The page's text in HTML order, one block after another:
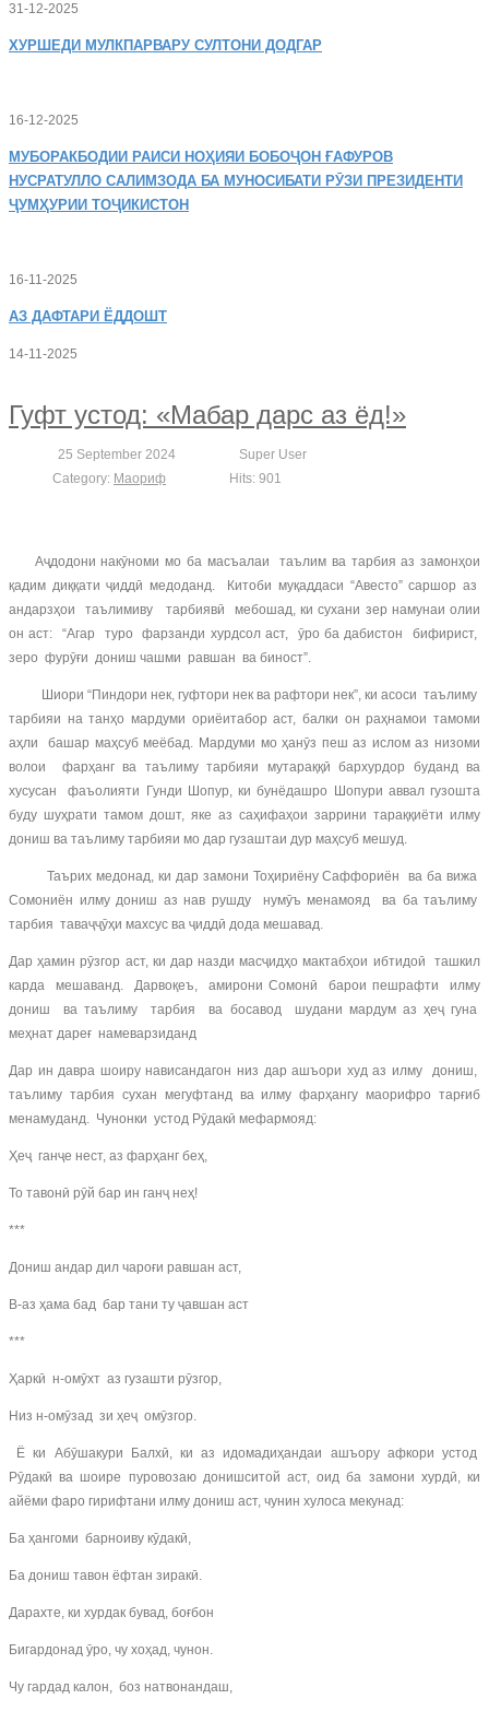
31-12-2025
ХУРШЕДИ МУЛКПАРВАРУ СУЛТОНИ ДОДГАР
16-12-2025
МУБОРАКБОДИИ РАИСИ НОҲИЯИ БОБОҶОН ҒАФУРОВ
НУСРАТУЛЛО САЛИМЗОДА БА МУНОСИБАТИ РӮЗИ ПРЕЗИДЕНТИ
ҶУМҲУРИИ ТОҶИКИСТОН
16-11-2025
АЗ ДАФТАРИ ЁДДОШТ
14-11-2025
Гуфт устод: «Мабар дарс аз ёд!»
25 September 2024
Super User
Category: Маориф Hits: 901
Аҷдодони накӯноми мо ба масъалаи таълим ва тарбия аз замонҳои
қадим диққати ҷиддӣ медоданд. Китоби муқаддаси “Авесто” саршор аз
андарзҳои таълимиву тарбиявӣ мебошад, ки сухани зер намунаи олии
он аст: “Агар туро фарзанди хурдсол аст, ӯро ба дабистон бифирист,
зеро фурӯғи дониш чашми равшан ва биност”.
Шиори “Пиндори нек, гуфтори нек ва рафтори нек”, ки асоси таълиму
тарбияи на танҳо мардуми ориёитабор аст, балки он раҳнамои тамоми
аҳли башар маҳсуб меёбад. Мардуми мо ҳанӯз пеш аз ислом аз низоми
волои фарҳанг ва таълиму тарбияи мутараққӣ бархурдор буданд ва
хусусан фаъолияти Гунди Шопур, ки бунёдашро Шопури аввал гузошта
буду шуҳрати тамом дошт, яке аз саҳифаҳои заррини тараққиёти илму
дониш ва таълиму тарбияи мо дар гузаштаи дур маҳсуб мешуд.
Таърих медонад, ки дар замони Тоҳириёну Саффориён ва ба вижа
Сомониён илму дониш аз нав рушду нумӯъ менамояд ва ба таълиму
тарбия таваҷҷӯҳи махсус ва ҷиддӣ дода мешавад.
Дар ҳамин рӯзгор аст, ки дар назди масҷидҳо мактабҳои ибтидоӣ ташкил
карда мешаванд. Дарвоқеъ, амирони Сомонӣ барои пешрафти илму
дониш ва таълиму тарбия ва босавод шудани мардум аз ҳеҷ гуна
меҳнат дареғ намеварзиданд
Дар ин давра шоиру нависандагон низ дар ашъори худ аз илму дониш,
таълиму тарбия сухан мегуфтанд ва илму фарҳангу маорифро тарғиб
менамуданд. Чунонки устод Рӯдакӣ мефармояд:
Ҳеҷ ганҷе нест, аз фарҳанг беҳ,
То тавонӣ рӯй бар ин ганҷ неҳ!
***
Дониш андар дил чароғи равшан аст,
В-аз ҳама бад бар тани ту ҷавшан аст
***
Ҳаркӣ н-омӯхт аз гузашти рӯзгор,
Низ н-омӯзад зи ҳеҷ омӯзгор.
Ё ки Абӯшакури Балхӣ, ки аз идомадиҳандаи ашъору афкори устод
Рӯдакӣ ва шоире пуровозаю донишситой аст, оид ба замони хурдӣ, ки
айёми фаро гирифтани илму дониш аст, чунин хулоса мекунад:
Ба ҳангоми барноиву кӯдакӣ,
Ба дониш тавон ёфтан зиракӣ.
Дарахте, ки хурдак бувад, боғбон
Бигардонад ӯро, чу хоҳад, чунон.
Чу гардад калон, боз натвонандаш,